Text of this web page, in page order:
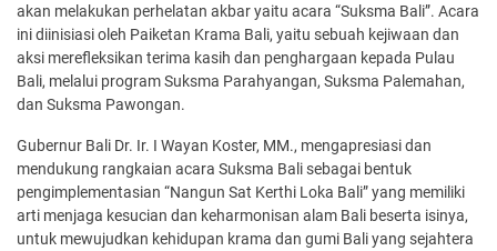
akan melakukan perhelatan akbar yaitu acara “Suksma Bali”. Acara
ini diinisiasi oleh Paiketan Krama Bali, yaitu sebuah kejiwaan dan
aksi merefleksikan terima kasih dan penghargaan kepada Pulau
Bali, melalui program Suksma Parahyangan, Suksma Palemahan,
dan Suksma Pawongan.
Gubernur Bali Dr. Ir. I Wayan Koster, MM., mengapresiasi dan
mendukung rangkaian acara Suksma Bali sebagai bentuk
pengimplementasian “Nangun Sat Kerthi Loka Bali” yang memiliki
arti menjaga kesucian dan keharmonisan alam Bali beserta isinya,
untuk mewujudkan kehidupan krama dan gumi Bali yang sejahtera